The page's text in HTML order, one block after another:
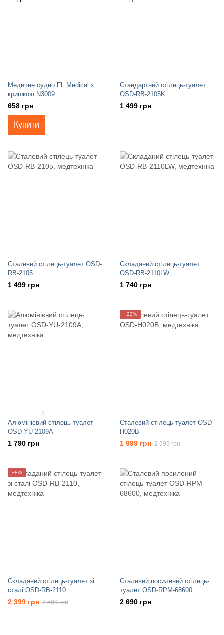
Медичне судно FL Medical з
кришкою N3009
658 грн
Купити
Стандартний стілець-туалет
OSD-RB-2105K
1 499 грн
Сталевий стілець-туалет OSD-
RB-2105
1 499 грн
Складаний стілець-туалет
OSD-RB-2110LW
1 740 грн
3
Алюмінієвий стілець-туалет
OSD-YU-2109A
1 790 грн
−23%
Сталевий стілець-туалет OSD-
H020B
1 999 грн 2 599 грн
−8%
Складаний стілець-туалет зі
сталі OSD-RB-2110
2 399 грн 2 599 грн
Сталевий посилений стілець-
туалет OSD-RPM-68600
2 690 грн